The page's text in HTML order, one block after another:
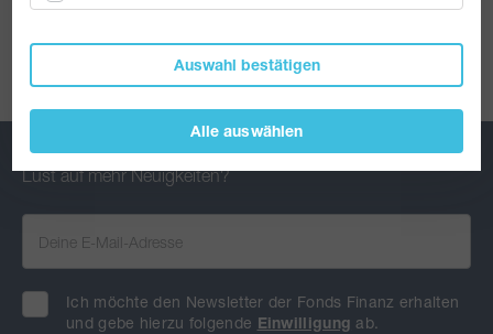
Lust auf mehr Neuigkeiten?
Ich möchte den Newsletter der Fonds Finanz erhalten
und gebe hierzu folgende Einwilligung ab.
Auswahl bestätigen
Alle auswählen